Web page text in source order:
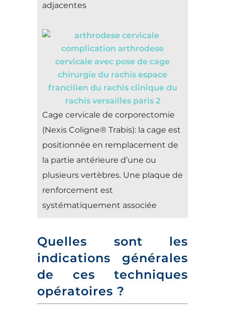
adjacentes
Cage cervicale de corporectomie
(Nexis Coligne® Trabis): la cage est
positionnée en remplacement de
la partie antérieure d’une ou
plusieurs vertèbres. Une plaque de
renforcement est
systématiquement associée
Quelles sont les
indications générales
de ces techniques
opératoires ?